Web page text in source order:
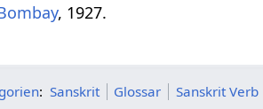
, 1927.
: Sanskrit Glossar Sanskrit Verb